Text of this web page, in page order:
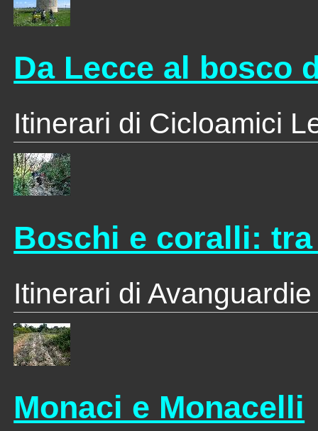
Da Lecce al bosco
Itinerari di Cicloamici
Boschi e coralli:
Itinerari di Avanguardie
Monaci e Monacelli